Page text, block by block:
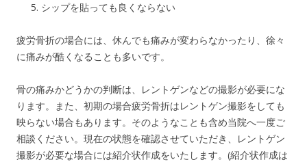
シップを貼っても良くならない
疲労骨折の場合には、休んでも痛みが変わらなかったり、徐々
に痛みが酷くなることも多いです。
骨の痛みかどうかの判断は、レントゲンなどの撮影が必要にな
ります。また、初期の場合疲労骨折はレントゲン撮影をしても
映らない場合もあります。そのようなことも含め当院へ一度ご
相談ください。現在の状態を確認させていただき、レントゲン
撮影が必要な場合には紹介状作成をいたします。(紹介状作成は